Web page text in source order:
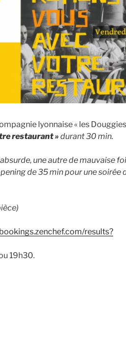
lyonnaise « les
restaurant » durant 30 min.
une autre de mauvaise
de 35 min pour une soirée
results?
19h30.